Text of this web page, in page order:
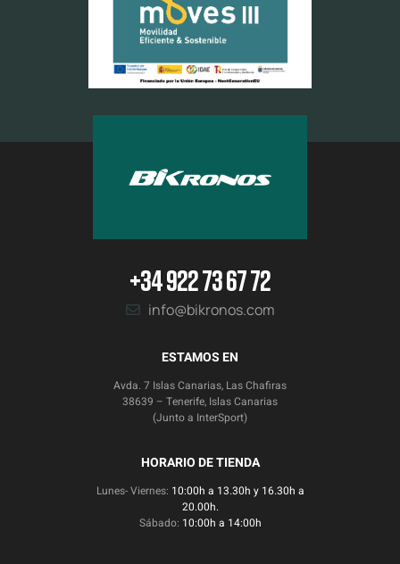
+34 922 73 67 72
info@bikronos.com
ESTAMOS EN
Avda. 7 Islas Canarias, Las Chafiras
38639 – Tenerife, Islas Canarias
(Junto a InterSport)
HORARIO DE TIENDA
Lunes- Viernes: 10:00h a 13.30h y 16.30h a
20.00h.
Sábado: 10:00h a 14:00h